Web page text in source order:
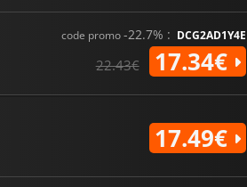
code promo-22.7% : DCG2AD1Y4E
22.43€ 17.34€
17.49€